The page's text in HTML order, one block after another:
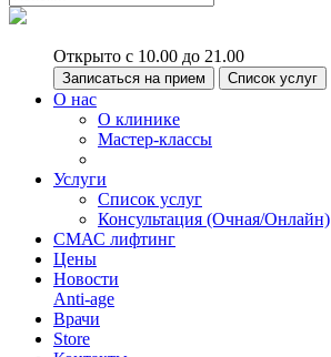
Открыто с 10.00 до 21.00
Записаться на прием Список услуг
О нас
О клинике
Мастер-классы
Услуги
Список услуг
Консультация (Очная/Онлайн)
СМАС лифтинг
Цены
Новости
Anti-age
Врачи
Store